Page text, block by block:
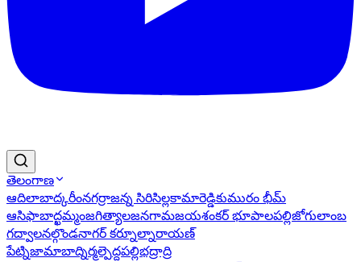
తెలంగాణ
ఆదిలాబాద్కరీంనగర్రాజన్న సిరిసిల్లకామారెడ్డికుమురం భీమ్
ఆసిఫాబాద్ఖమ్మంజగిత్యాలజనగామజయశంకర్ భూపాలపల్లిజోగులాంబ
గద్వాలనల్గొండనాగర్ కర్నూల్నారాయణ్
పేట్నిజామాబాద్నిర్మల్పెద్దపల్లిభద్రాద్రి